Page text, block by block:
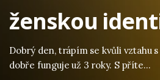
ženskou
Dobrý den, trápím se kvůli vztahu
dobře funguje už 3 roky. S příte…